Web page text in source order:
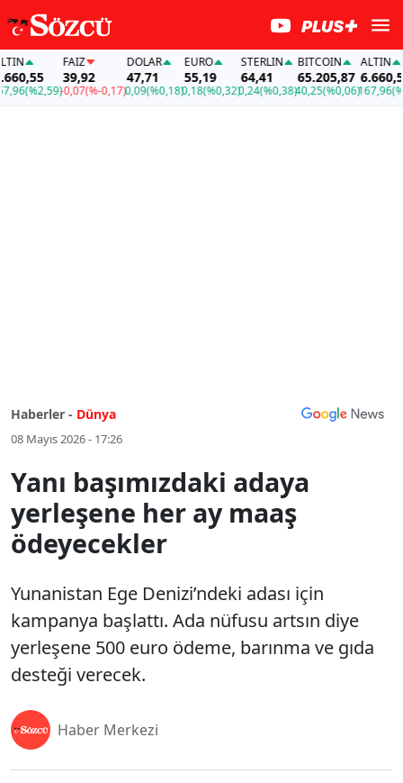
(%2,59)
FAİZ
39,92
-0,07(%-0,17)
DOLAR
47,71
0,09(%0,18)
EURO
55,19
0,18(%0,32)
STERLIN
64,41
0,24(%0,38)
BITCOIN
65.205,87
40,25(%0,06)
ALTIN
6.660,55
167,96
Haberler - Dünya
08 Mayıs 2026 - 17:26
Yanı başımızdaki adaya
yerleşene her ay maaş
ödeyecekler
Yunanistan Ege Denizi’ndeki adası için
kampanya başlattı. Ada nüfusu artsın diye
yerleşene 500 euro ödeme, barınma ve gıda
desteği verecek.
Haber Merkezi